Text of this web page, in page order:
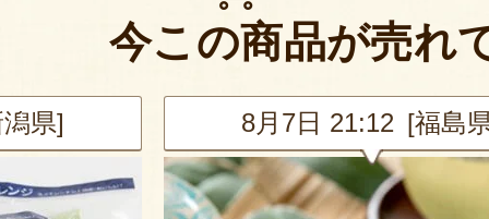
今この商品が売れ
21:12 [福島県] 8月7日